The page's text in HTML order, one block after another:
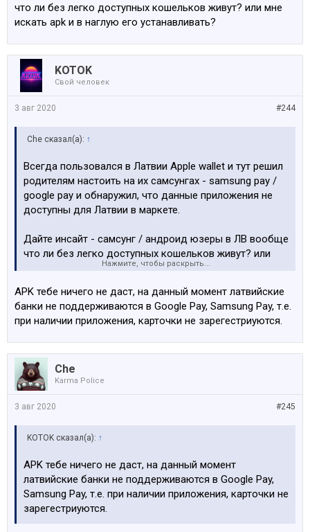
что ли без легко доступных кошельков живут? или мне
искать apk и в наглую его устанавливать?
KOTOK
Свой человек
#244
3 авг 2020
Che сказал(а): ↑
Всегда пользовался в Латвии Apple wallet и тут решил
родителям настоить на их самсунгах - samsung pay /
google pay и обнаружил, что данные приложения не
доступны для Латвии в маркете.
Дайте инсайт - самсунг / андроид юзеры в ЛВ вообще
что ли без легко доступных кошельков живут? или
мне искать apk и в наглую его устанавливать?
Нажмите, чтобы раскрыть...
APK тебе ничего не даст, на данный момент латвийские
банки не поддерживаются в Google Pay, Samsung Pay, т.е.
при наличии приложения, карточки не зарегестриуются.
Che
Karma Police
#245
3 авг 2020
KOTOK сказал(а): ↑
APK тебе ничего не даст, на данный момент
латвийские банки не поддерживаются в Google Pay,
Samsung Pay, т.е. при наличии приложения, карточки не
зарегестриуются.